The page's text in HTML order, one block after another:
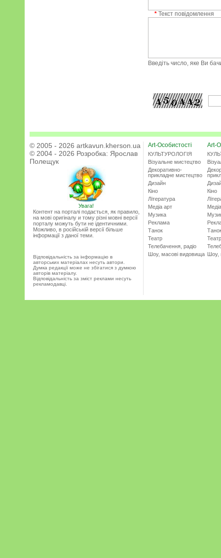
* Текст повідомлення
Введіть число, яке Ви
© 2005 - 2026 artkavun.kherson.ua
© 2004 - 2026 Розробка: Ярослав
Полещук
Увага!
Контент на порталі подається, як правило,
на мові оригіналу и тому різні мовні версії
порталу можуть бути не ідентичними.
Можливо, в російській версії більше
інформації з даної теми.
Відповідальність за інформацію в
авторських матеріалах несуть автори.
Думка редакції може не збігатися з думкою
авторів матеріалу.
Відповідальність за зміст реклами несуть
рекламодавці.
Art-Особистості
КУЛЬТУРОЛОГІЯ
Візуальне мистецтво
Декоративно-
прикладне мистецтво
Дизайн
Кіно
Література
Медіа арт
Музика
Реклама
Танок
Театр
Телебачення, радіо
Шоу, масові видовища
Art-
Кіно
Театр
Шоу,